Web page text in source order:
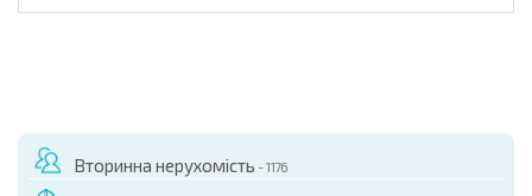
Вторинна нерухомість - 1176